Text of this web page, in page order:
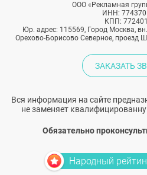
ООО «Рекламная
ИНН:
КПП:
Юр. адрес: 115569, Город Москва,
Орехово-Борисово Северное, проезд
ЗАКАЗАТЬ
Вся информация на сайте
не заменяет
Обязательно
Народный